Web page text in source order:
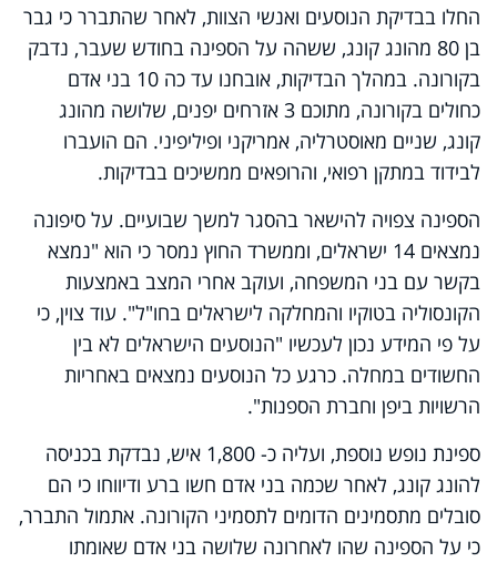
החלו בבדיקת הנוסעים ואנשי הצוות, לאחר שהתברר כי גבר
בן 80 מהונג קונג, ששהה על הספינה בחודש שעבר, נדבק
בקורונה. במהלך הבדיקות, אובחנו עד כה 10 בני אדם
כחולים בקורונה, מתוכם 3 אזרחים יפנים, שלושה מהונג
קונג, שניים מאוסטרליה, אמריקני ופיליפיני. הם הועברו
לבידוד במתקן רפואי, והרופאים ממשיכים בבדיקות.
הספינה צפויה להישאר בהסגר למשך שבועיים. על סיפונה
נמצאים 14 ישראלים, וממשרד החוץ נמסר כי הוא "נמצא
בקשר עם בני המשפחה, ועוקב אחרי המצב באמצעות
הקונסוליה בטוקיו והמחלקה לישראלים בחו"ל". עוד צוין, כי
על פי המידע נכון לעכשיו "הנוסעים הישראלים לא בין
החשודים במחלה. כרגע כל הנוסעים נמצאים באחריות
הרשויות ביפן וחברת הספנות".
ספינת נופש נוספת, ועליה כ- 1,800 איש, נבדקת בכניסה
להונג קונג, לאחר שכמה בני אדם חשו ברע ודיווחו כי הם
סובלים מתסמינים הדומים לתסמיני הקורונה. אתמול התברר,
כי על הספינה שהו לאחרונה שלושה בני אדם שאומתו